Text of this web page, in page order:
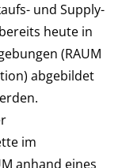
und Supply-
heute in
(RAUM
abgebildet
im
anhand eines